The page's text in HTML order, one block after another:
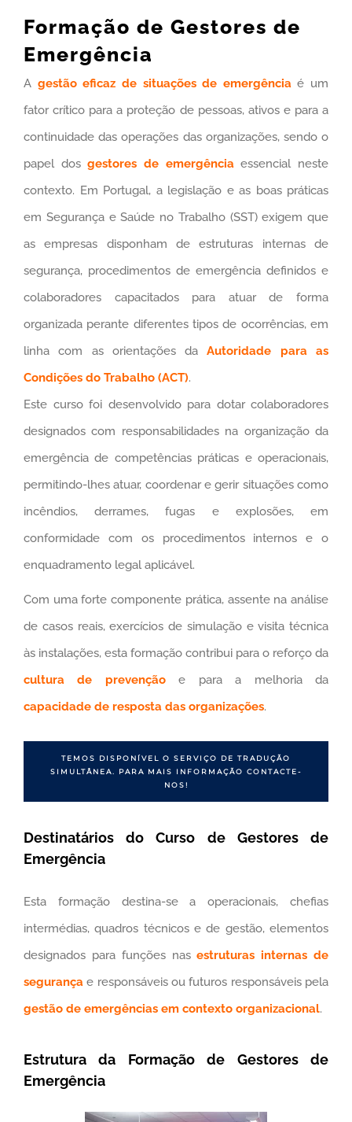
Formação de Gestores de
Emergência
A gestão eficaz de situações de emergênciaé um
fator crítico para a proteção de pessoas, ativos e para a
continuidade das operações das organizações, sendo o
papel dosgestores de emergênciaessencial neste
contexto. Em Portugal, a legislação e as boas práticas
em Segurança e Saúde no Trabalho (SST) exigem que
as empresas disponham de estruturas internas de
segurança, procedimentos de emergência definidos e
colaboradores capacitados para atuar de forma
organizada perante diferentes tipos de ocorrências, em
linha com as orientações daAutoridade para as
Condições do Trabalho (ACT).
Este curso foi desenvolvido para dotar colaboradores
designados com responsabilidades na organização da
emergência de competências práticas e operacionais,
permitindo-lhes atuar, coordenar e gerir situações como
incêndios, derrames, fugas e explosões, em
conformidade com os procedimentos internos e o
enquadramento legal aplicável.
Com uma forte componente prática, assente na análise
de casos reais, exercícios de simulação e visita técnica
às instalações, esta formação contribui para o reforço da
cultura de prevençãoe para a melhoria da
capacidade de resposta das organizações.
TEMOS DISPONÍVEL O SERVIÇO DE TRADUÇÃO
SIMULTÂNEA. PARA MAIS INFORMAÇÃO CONTACTE-
NOS!
Destinatários do Curso de Gestores de
Emergência
Esta formação destina-se a operacionais, chefias
intermédias, quadros técnicos e de gestão, elementos
designados para funções nasestruturas internas de
segurança e responsáveis ou futuros responsáveis pela
gestão de emergências em contexto organizacional.
Estrutura da Formação de Gestores de
Emergência